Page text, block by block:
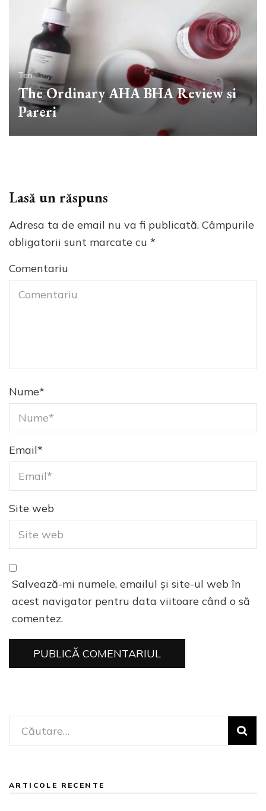
Ten
The Ordinary AHA BHA Review si
Pareri
Lasă un răspuns
Adresa ta de email nu va fi publicată. Câmpurile
obligatorii sunt marcate cu *
Comentariu
Nume*
Email*
Site web
Salvează-mi numele, emailul și site-ul web în
acest navigator pentru data viitoare când o să
comentez.
Caută
după:
ARTICOLE RECENTE